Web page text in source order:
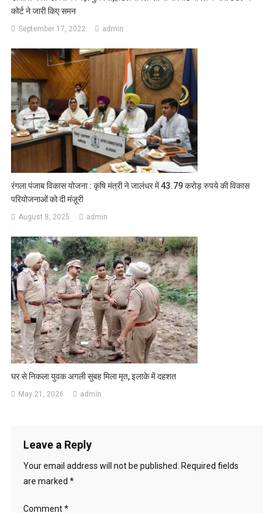
कोर्ट ने जारी किए समन
September 17, 2022 admin
रंगला पंजाब विकास योजना : कृषि मंत्री ने जालंधर में 43.79 करोड़ रुपये की विकास
परियोजनाओं को दी मंज़ूरी
August 8, 2025 admin
घर से निकला युवक अगली सुबह मिला मृत, इलाके में दहशत
May 21, 2026 admin
Leave a Reply
Your email address will not be published.
Required fields
are marked *
Comment*